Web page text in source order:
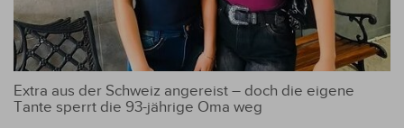
Extra aus der Schweiz angereist – doch die eigene
Tante sperrt die 93-jährige Oma weg